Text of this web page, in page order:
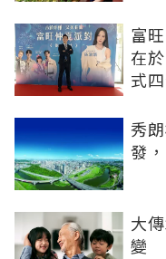
富
在
式四
秀
發
大
變